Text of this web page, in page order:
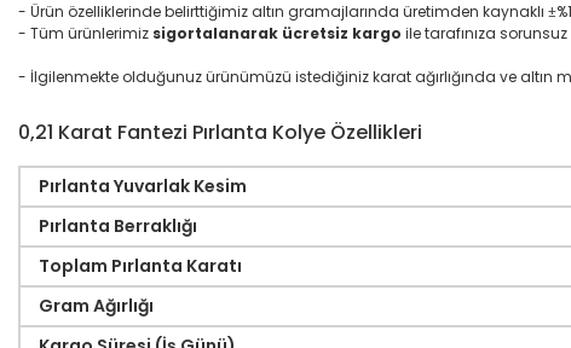
- Ürün özelliklerinde belirttiğimiz altın gramajlarında üretimden kaynaklı ±
- Tüm ürünlerimiz sigortalanarak ücretsiz kargo ile tarafınıza
- İlgilenmekte olduğunuz ürünümüzü istediğiniz karat ağırlığında ve altın
0,21 Karat Fantezi Pırlanta Kolye Özellikleri
Pırlanta Yuvarlak Kesim
Pırlanta Berraklığı
Toplam Pırlanta Karatı
Gram Ağırlığı